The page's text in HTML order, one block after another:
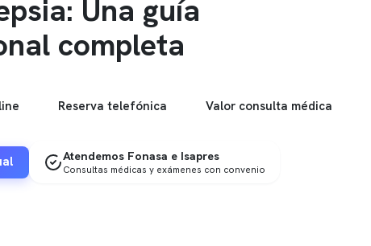
Una guía
completa
Reserva telefónica Valor consulta médica
Atendemos Fonasa e Isapres
Consultas médicas y exámenes con convenio